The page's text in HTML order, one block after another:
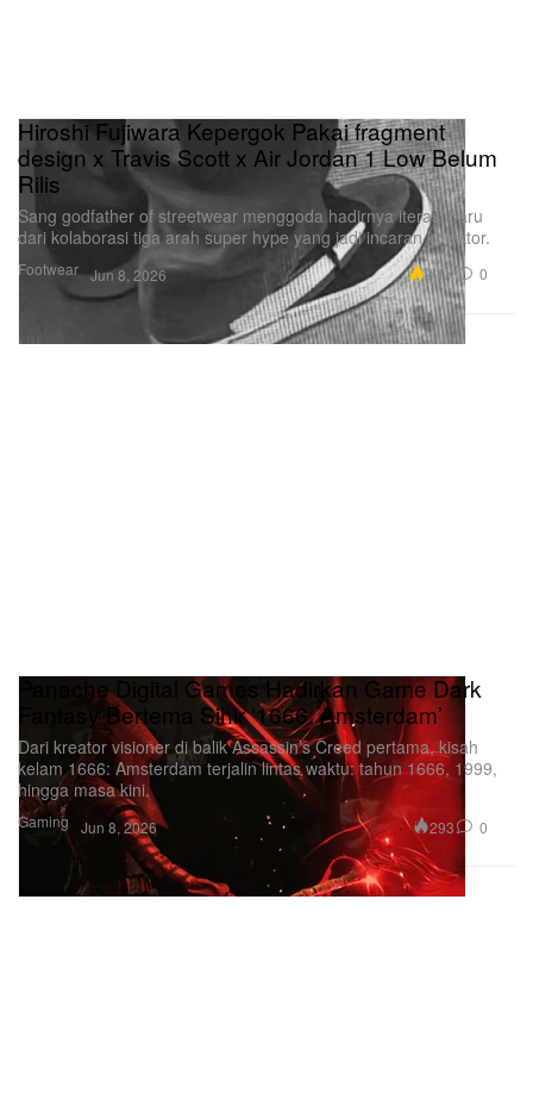
Footwear
Hiroshi Fujiwara Kepergok Pakai fragment
design x Travis Scott x Air Jordan 1 Low Belum
Rilis
Sang godfather of streetwear menggoda hadirnya iterasi baru
dari kolaborasi tiga arah super hype yang jadi incaran kolektor.
Jun 8, 2026 9.1K 0
Gaming
Panache Digital Games Hadirkan Game Dark
Fantasy Bertema Sihir ‘1666: Amsterdam’
Dari kreator visioner di balik Assassin’s Creed pertama, kisah
kelam 1666: Amsterdam terjalin lintas waktu: tahun 1666, 1999,
hingga masa kini.
Jun 8, 2026 293 0